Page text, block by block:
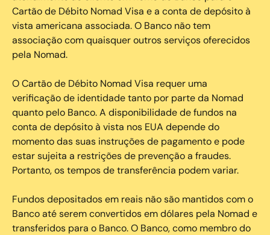
Cartão de Débito Nomad Visa e a conta de depósito à
vista americana associada. O Banco não tem
associação com quaisquer outros serviços oferecidos
pela Nomad.
O Cartão de Débito Nomad Visa requer uma
verificação de identidade tanto por parte da Nomad
quanto pelo Banco. A disponibilidade de fundos na
conta de depósito à vista nos EUA depende do
momento das suas instruções de pagamento e pode
estar sujeita a restrições de prevenção a fraudes.
Portanto, os tempos de transferência podem variar.
Fundos depositados em reais não são mantidos com o
Banco até serem convertidos em dólares pela Nomad e
transferidos para o Banco. O Banco, como membro do